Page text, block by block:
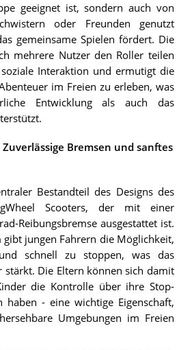
geeignet ist, sondern auch von
oder Freunden genutzt
gemeinsame Spielen fördert. Die
mehrere Nutzer den Roller teilen
Interaktion und ermutigt die
im Freien zu erleben, was
Entwicklung als auch das
Bremsen und sanftes
Bestandteil des Designs des
Scooters, der mit einer
Reibungsbremse ausgestattet ist.
gibt jungen Fahrern die Möglichkeit,
schnell zu stoppen, was das
stärkt. Die Eltern können sich damit
die Kontrolle über ihre Stop-
haben - eine wichtige Eigenschaft,
Umgebungen im Freien